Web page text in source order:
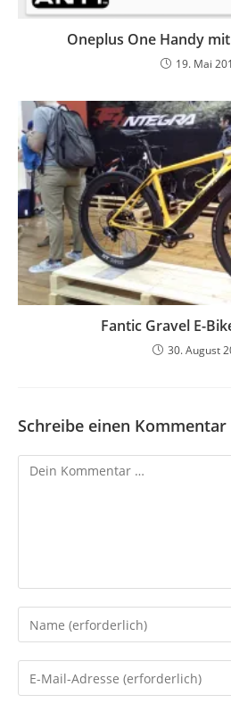
Oneplus One Handy
19. Mai
Fantic Gravel E-
30. August
Schreibe einen Kommentar
Kommentar
Gib
deinen
Namen
oder
Gib
deine